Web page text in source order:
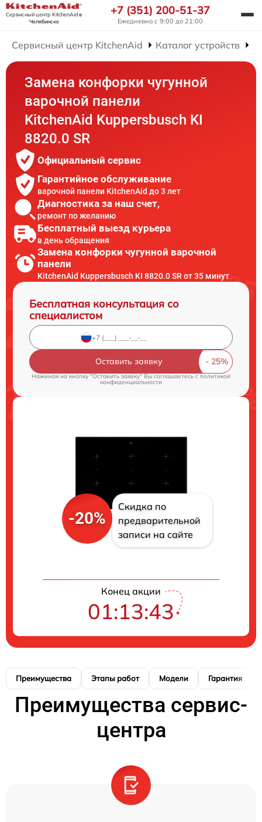
Сервисный центр KitchenAidв
Челябинске
+7 (351) 200-51-37
Ежедневно с 9:00 до 21:00
Сервисный центр KitchenAid Каталог устройств
Замена конфорки чугунной
варочной панели
KitchenAid Kuppersbusch KI
8820.0 SR
Официальный сервис
Гарантийное обслуживание
варочной панели KitchenAid до 3 лет
Диагностика за наш счет,
ремонт по желанию
Бесплатный выезд курьера
в день обращения
Замена конфорки чугунной варочной
панели
KitchenAid Kuppersbusch KI 8820.0 SR от 35 минут
Бесплатная консультация со
специалистом
Оставить заявку
Нажимая на кнопку "Оставить заявку" Вы соглашаетесь cполитикой
конфиденциальности
-20%
Скидка по
предварительной
записи на сайте
Конец акции
01:13:42
Преимущества Этапы работ Модели Гарантия
Преимущества сервис-
центра